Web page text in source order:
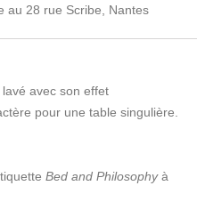
au 28 rue Scribe, Nantes
avec son effet
pour une table singulière.
Bed and Philosophyà